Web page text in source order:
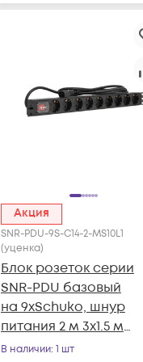
Акция
SNR-PDU-9S-C14-2-MS10L1
(уценка)
Блок розеток серии
SNR-PDU базовый
на 9хSchuko, шнур
питания 2 м 3x1.5 мм
с вилкой C14, 10A
В наличии: 1 шт